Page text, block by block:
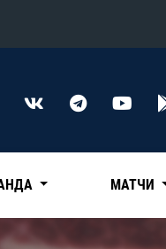
Конференция «Восток»
МАТЧИ